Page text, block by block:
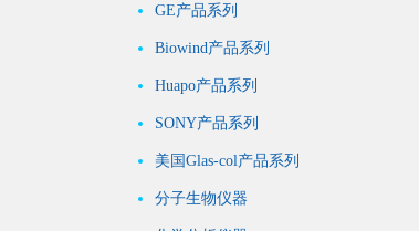
GE产品系列
Biowind产品系列
Huapo产品系列
SONY产品系列
美国Glas-col产品系列
分子生物仪器